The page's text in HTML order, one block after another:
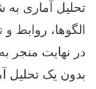
تحلیل آماری به
الگوها، روابط
در نهایت منجر
بدون یک تحلیل